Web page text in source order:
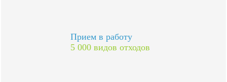
Прием в работу
5 000 видов отходов